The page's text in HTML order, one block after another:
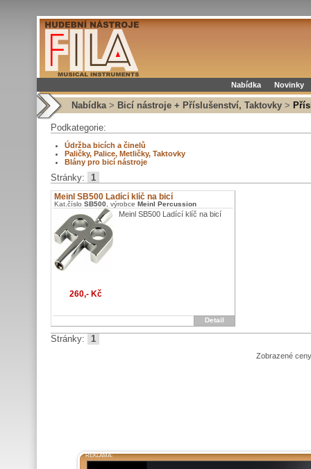
Nabídka Novinky
Nabídka > Bicí nástroje + Příslušenství, Taktovky >
Podkategorie:
Údržba bicích a činelů
Paličky, Palice, Metličky, Taktovky
Blány pro bicí nástroje
Stránky: 1
Meinl SB500 Ladící klíč na bicí
Kat.číslo SB500, výrobce Meinl Percussion
Meinl SB500 Ladící klíč na bicí
260,- Kč
Detail
Stránky: 1
Zobrazené
REKLAMA: